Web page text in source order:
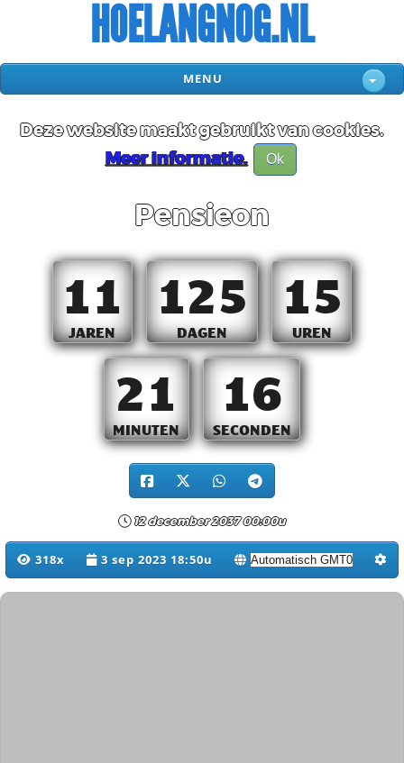
HOELANGNOG.NL
MENU
Deze website maakt gebruikt van cookies.
Meer informatie.
Ok
Pensieon
11
JAREN
125
DAGEN
15
UREN
21
MINUTEN
15
SECONDEN
12 december 2037 00:00u
318x 3 sep 2023 18:50u